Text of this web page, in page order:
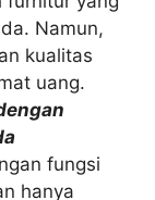
Namun,
kualitas
uang.
fungsi
hanya